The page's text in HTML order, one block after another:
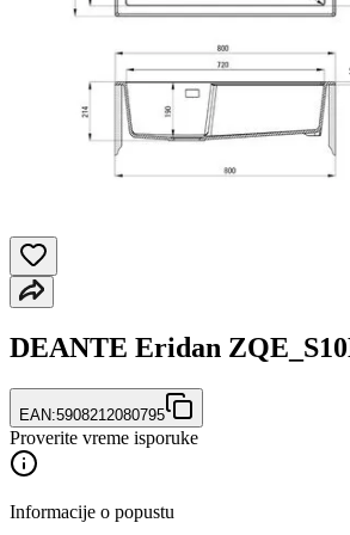
DEANTE Eridan
EAN:5908212080795
Proverite vreme isporuke
Informacije o popustu